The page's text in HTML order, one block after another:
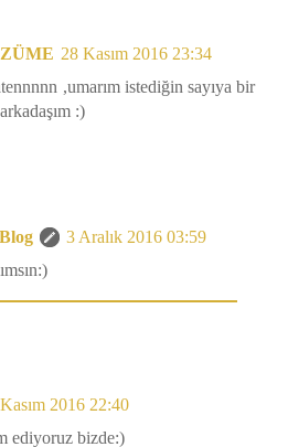
28 Kasım 2016 23:34
,umarım istediğin sayıya bir
:)
3 Aralık 2016 03:59
2016 22:40
ediyoruz bizde:)